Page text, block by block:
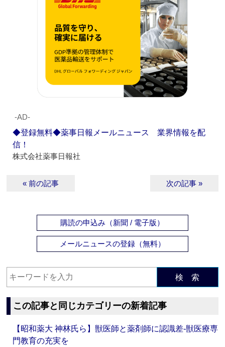
‐AD‐
◆登録無料◆薬事日報メールニュース 業界情報を配
信！
株式会社薬事日報社
« 前の記事 次の記事 »
購読の申込み（新聞 / 電子版）
メールニュースの登録（無料）
検 索
この記事と同じカテゴリーの新着記事
【昭和薬大 神林氏ら】獣医師と薬剤師に認識差‐獣医療専
門教育の充実を